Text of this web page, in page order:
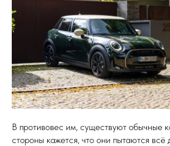
В противовес им, существуют обычные
стороны кажется, что они пытаются всё